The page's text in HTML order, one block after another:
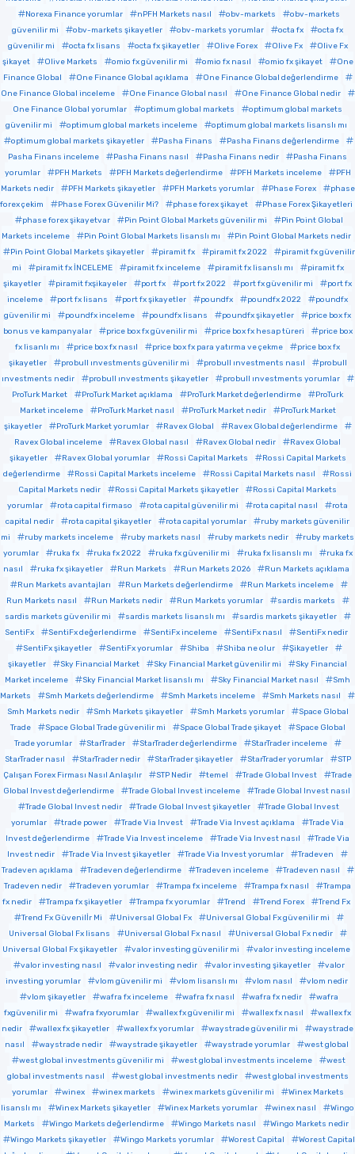
Norexa Finance yorumlar
nPFH Markets nasıl obv-markets
obv-markets
güvenilir mi
obv-markets şikayetler obv-markets yorumlar octa fx
octa fx
güvenilir mi
octa fx lisans octa fx şikayetler Olive Forex Olive Fx
Olive Fx
şikayet
Olive Markets omio fx güvenilir mi omio fx nasıl omio fx şikayet
One
Finance Global
One Finance Global açıklama
One Finance Global değerlendirme
One Finance Global inceleme
One Finance Global nasıl
One Finance Global nedir
One Finance Global yorumlar
optimum global markets
optimum global markets
güvenilir mi
optimum global markets inceleme
optimum global markets lisanslı mı
optimum global markets şikayetler
Pasha Finans
Pasha Finans değerlendirme
Pasha Finans inceleme
Pasha Finans nasıl Pasha Finans nedir
Pasha Finans
yorumlar
PFH Markets PFH Markets değerlendirme PFH Markets inceleme
PFH
Markets nedir
PFH Markets şikayetler PFH Markets yorumlar Phase Forex
phase
forex çekim
Phase Forex Güvenilir Mi? phase forex şikayet
Phase Forex Şikayetleri
phase forex şikayetvar
Pin Point Global Markets güvenilir mi
Pin Point Global
Markets inceleme
Pin Point Global Markets lisanslı mı
Pin Point Global Markets nedir
Pin Point Global Markets şikayetler
piramit fx piramit fx 2022
piramit fx güvenilir
mi
piramit fx İNCELEME piramit fx inceleme piramit fx lisanslı mı
piramit fx
şikayetler
piramit fxşikayeler port fx port fx 2022 port fx güvenilir mi
port fx
inceleme
port fx lisans port fx şikayetler poundfx poundfx 2022
poundfx
güvenilir mi
poundfx inceleme poundfx lisans poundfx şikayetler
price box fx
bonus ve kampanyalar
price box fx güvenilir mi price box fx hesap türeri
price box
fx lisanlı mı
price box fx nasıl price box fx para yatırma ve çekme
price box fx
şikayetler
probull ınvestments güvenilir mi probull ınvestments nasıl
probull
ınvestments nedir
probull ınvestments şikayetler
probull ınvestments yorumlar
ProTurk Market
ProTurk Market açıklama ProTurk Market değerlendirme
ProTurk
Market inceleme
ProTurk Market nasıl ProTurk Market nedir
ProTurk Market
şikayetler
ProTurk Market yorumlar Ravex Global
Ravex Global değerlendirme
Ravex Global inceleme
Ravex Global nasıl Ravex Global nedir
Ravex Global
şikayetler
Ravex Global yorumlar Rossi Capital Markets
Rossi Capital Markets
değerlendirme
Rossi Capital Markets inceleme Rossi Capital Markets nasıl
Rossi
Capital Markets nedir
Rossi Capital Markets şikayetler
Rossi Capital Markets
yorumlar
rota capital firmaso rota capital güvenilir mi rota capital nasıl
rota
capital nedir
rota capital şikayetler rota capital yorumlar
ruby markets güvenilir
mi
ruby markets inceleme ruby markets nasıl ruby markets nedir
ruby markets
yorumlar
ruka fx ruka fx 2022 ruka fx güvenilir mi ruka fx lisanslı mı
ruka fx
nasıl
ruka fx şikayetler Run Markets Run Markets 2026
Run Markets açıklama
Run Markets avantajları
Run Markets değerlendirme
Run Markets inceleme
Run Markets nasıl
Run Markets nedir Run Markets yorumlar
sardis markets
sardis markets güvenilir mi
sardis markets lisanslı mı
sardis markets şikayetler
SentiFx
SentiFx değerlendirme SentiFx inceleme SentiFx nasıl
SentiFx nedir
SentiFx şikayetler
SentiFx yorumlar Shiba Shiba ne olur
Şikayetler
şikayetler
Sky Financial Market Sky Financial Market güvenilir mi
Sky Financial
Market inceleme
Sky Financial Market lisanslı mı Sky Financial Market nasıl
Smh
Markets
Smh Markets değerlendirme Smh Markets inceleme
Smh Markets nasıl
Smh Markets nedir
Smh Markets şikayetler Smh Markets yorumlar
Space Global
Trade
Space Global Trade güvenilir mi Space Global Trade şikayet
Space Global
Trade yorumlar
StarTrader StarTrader değerlendirme
StarTrader inceleme
StarTrader nasıl
StarTrader nedir StarTrader şikayetler StarTrader yorumlar
STP
Çalışan Forex Firması Nasıl Anlaşılır
STP Nedir temel Trade Global Invest
Trade
Global Invest değerlendirme
Trade Global Invest inceleme
Trade Global Invest nasıl
Trade Global Invest nedir
Trade Global Invest şikayetler
Trade Global Invest
yorumlar
trade power Trade Via Invest Trade Via Invest açıklama
Trade Via
Invest değerlendirme
Trade Via Invest inceleme Trade Via Invest nasıl
Trade Via
Invest nedir
Trade Via Invest şikayetler Trade Via Invest yorumlar
Tradeven
Tradeven açıklama
Tradeven değerlendirme Tradeven inceleme
Tradeven nasıl
Tradeven nedir
Tradeven yorumlar Trampa fx inceleme Trampa fx nasıl
Trampa
fx nedir
Trampa fx şikayetler Trampa fx yorumlar Trend Trend Forex
Trend Fx
Trend Fx Güvenilİr Mi
Universal Global Fx
Universal Global Fx güvenilir mi
Universal Global Fx lisans
Universal Global Fx nasıl
Universal Global Fx nedir
Universal Global Fx şikayetler
valor investing güvenilir mi
valor investing inceleme
valor investing nasıl
valor investing nedir valor investing şikayetler
valor
investing yorumlar
vlom güvenilir mi vlom lisanslı mı vlom nasıl
vlom nedir
vlom şikayetler
wafra fx inceleme wafra fx nasıl wafra fx nedir
wafra
fxgüvenilir mi
wafra fxyorumlar wallex fx güvenilir mi wallex fx nasıl
wallex fx
nedir
wallex fx şikayetler wallex fx yorumlar waystrade güvenilir mi
waystrade
nasıl
waystrade nedir waystrade şikayetler waystrade yorumlar
west global
west global investments güvenilir mi
west global investments inceleme
west
global investments nasıl
west global investments nedir
west global investments
yorumlar
winex winex markets winex markets güvenilir mi
Winex Markets
lisanslı mı
Winex Markets şikayetler Winex Markets yorumlar winex nasıl
Wingo
Markets
Wingo Markets değerlendirme Wingo Markets nasıl
Wingo Markets nedir
Wingo Markets şikayetler
Wingo Markets yorumlar Worest Capital
Worest Capital